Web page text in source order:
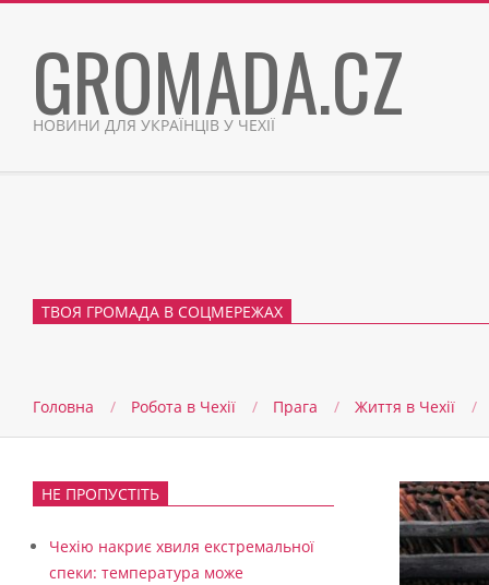
contentGROMADA.CZ
НОВИНИ ДЛЯ УКРАЇНЦІВ У ЧЕХІЇ
ТВОЯ ГРОМАДА В СОЦМЕРЕЖАХ
Головна Робота в Чехії Прага Життя в Чеxії
НЕ ПРОПУСТІТЬ
Чехію накриє хвиля екстремальної
спеки: температура може